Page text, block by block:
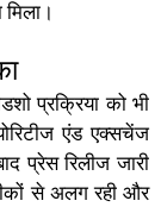
प्रक्रिया को भी
एंड एक्सचेंज
प्रेस रिलीज जारी
से अलग रही और